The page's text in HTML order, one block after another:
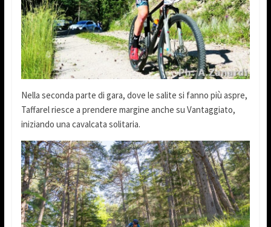
Nella seconda parte di gara, dove le salite si fanno più aspre,
Taffarel riesce a prendere margine anche su Vantaggiato,
iniziando una cavalcata solitaria.